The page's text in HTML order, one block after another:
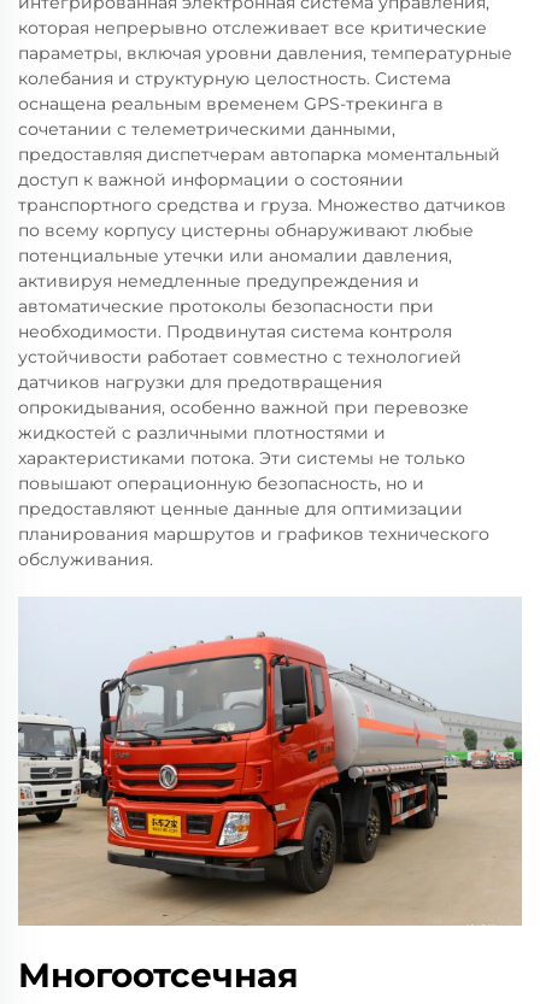
которая непрерывно отслеживает все критические
параметры, включая уровни давления, температурные
колебания и структурную целостность. Система
оснащена реальным временем GPS-трекинга в
сочетании с телеметрическими данными,
предоставляя диспетчерам автопарка моментальный
доступ к важной информации о состоянии
транспортного средства и груза. Множество датчиков
по всему корпусу цистерны обнаруживают любые
потенциальные утечки или аномалии давления,
активируя немедленные предупреждения и
автоматические протоколы безопасности при
необходимости. Продвинутая система контроля
устойчивости работает совместно с технологией
датчиков нагрузки для предотвращения
опрокидывания, особенно важной при перевозке
жидкостей с различными плотностями и
характеристиками потока. Эти системы не только
повышают операционную безопасность, но и
предоставляют ценные данные для оптимизации
планирования маршрутов и графиков технического
обслуживания.
Многоотсечная